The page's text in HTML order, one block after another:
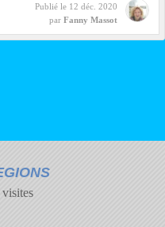
Publié le 12 déc. 2020
par Fanny Massot
visites